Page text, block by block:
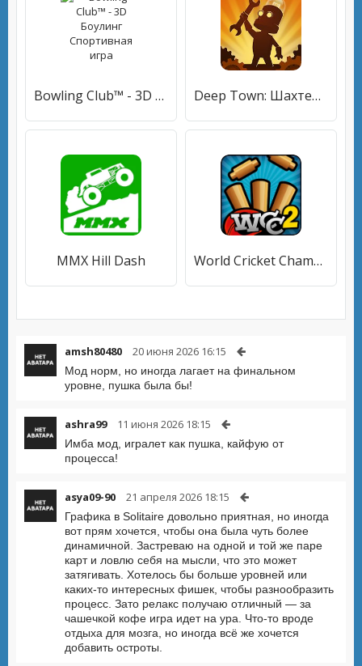
Bowling Club™ - 3D Боулинг Спортивная игра Deep Town: Шахтерская фабрика
MMX Hill Dash World Cricket Championship 2
amsh80480 20 июня 2026 16:15
Мод норм, но иногда лагает на финальном
уровне, пушка была бы!
ashra99 11 июня 2026 18:15
Имба мод, игралет как пушка, кайфую от
процесса!
asya09-90 21 апреля 2026 18:15
Графика в Solitaire довольно приятная, но иногда
вот прям хочется, чтобы она была чуть более
динамичной. Застреваю на одной и той же паре
карт и ловлю себя на мысли, что это может
затягивать. Хотелось бы больше уровней или
каких-то интересных фишек, чтобы разнообразить
процесс. Зато релакс получаю отличный — за
чашечкой кофе игра идет на ура. Что-то вроде
отдыха для мозга, но иногда всё же хочется
добавить остроты.